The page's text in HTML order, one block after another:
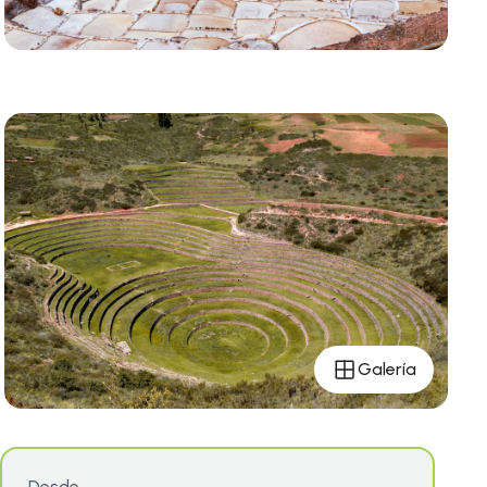
Galería